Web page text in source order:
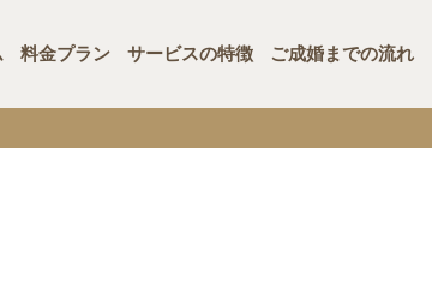
料金プラン サービスの特徴 ご成婚までの流れ